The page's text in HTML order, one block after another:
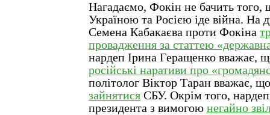
Нагадаємо, Фокін не бачить того,
Україною та Росією іде війна. На
Семена Кабакаєва проти Фокіна
провадження за статтею
нардеп Ірина Геращенко вважає,
російські наративи про
політолог Віктор Таран вважає,
зайнятися СБУ. Окрім того,
президента з вимогою негайно